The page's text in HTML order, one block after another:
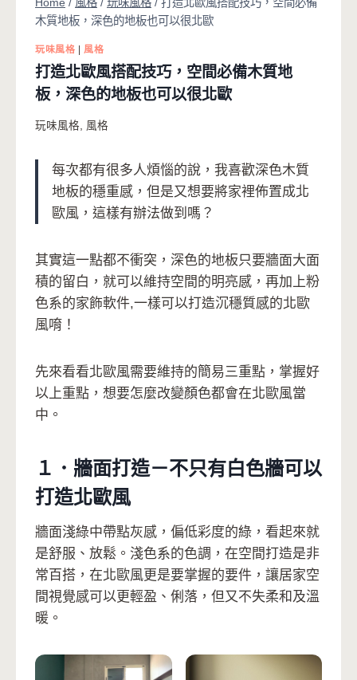
木質地板，深色的地板也可以很北歐
玩味風格 | 風格
打造北歐風搭配技巧，空間必備木質地
板，深色的地板也可以很北歐
玩味風格, 風格
每次都有很多人煩惱的說，我喜歡深色木質
地板的穩重感，但是又想要將家裡佈置成北
歐風，這樣有辦法做到嗎？
其實這一點都不衝突，深色的地板只要牆面大面
積的留白，就可以維持空間的明亮感，再加上粉
色系的家飾軟件,一樣可以打造沉穩質感的北歐
風唷！
先來看看北歐風需要維持的簡易三重點，掌握好
以上重點，想要怎麼改變顏色都會在北歐風當
中。
１．牆面打造－不只有白色牆可以
打造北歐風
牆面淺綠中帶點灰感，偏低彩度的綠，看起來就
是舒服、放鬆。淺色系的色調，在空間打造是非
常百搭，在北歐風更是要掌握的要件，讓居家空
間視覺感可以更輕盈、俐落，但又不失柔和及溫
暖。